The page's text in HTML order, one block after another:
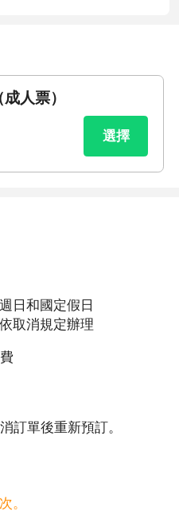
人票）
選擇
日和國定假日
取消規定辦理
訂單後重新預訂。
。